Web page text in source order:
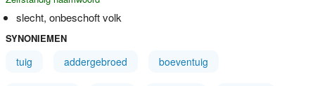
slecht, onbeschoft volk
SYNONIEMEN
tuig addergebroed boeventuig